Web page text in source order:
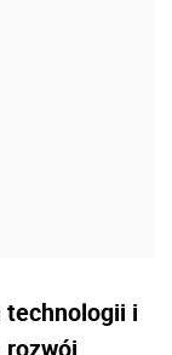
technologii i